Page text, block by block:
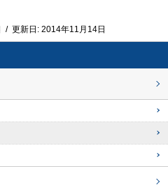
/ 更新日: 2014年11月14日